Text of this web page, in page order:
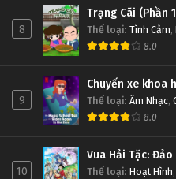
8
Trạng Cãi (Phần
Thể loại: Tình Cảm,
8.0
9
Chuyến xe khoa
Thể loại: Âm Nhạc,
8.0
10
Vua Hải Tặc: Đảo
Thể loại: Hoạt Hình,